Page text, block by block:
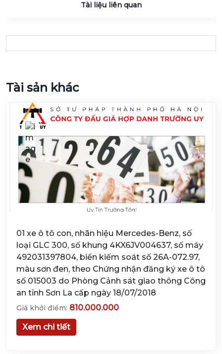
Tài liệu liên quan
Tài sản khác
01 xe ô tô con, nhãn hiệu Mercedes-Benz, số
loại GLC 300, số khung 4KX6JV004637, số máy
492031397804, biển kiếm soát số 26A-072.97,
màu sơn đen, theo Chứng nhận đăng ký xe ô tô
số 015003 do Phòng Cảnh sát giao thông Công
an tỉnh Sơn La cấp ngày 18/07/2018
Giá khởi điểm: 810.000.000
Xem chi tiết